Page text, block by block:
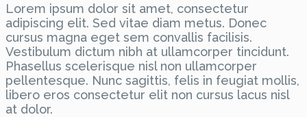
Lorem ipsum dolor sit amet, consectetur
adipiscing elit. Sed vitae diam metus. Donec
cursus magna eget sem convallis facilisis.
Vestibulum dictum nibh at ullamcorper tincidunt.
Phasellus scelerisque nisl non ullamcorper
pellentesque. Nunc sagittis, felis in feugiat mollis,
libero eros consectetur elit non cursus lacus nisl
at dolor.